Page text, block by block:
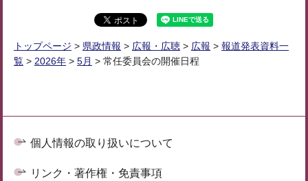
トップページ > 県政情報 > 広報・広聴 > 広報 > 報道発表資料一
覧 > 2026年 > 5月 > 常任委員会の開催日程
個人情報の取り扱いについて
リンク・著作権・免責事項